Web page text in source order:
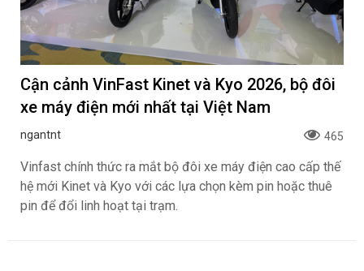
Cận cảnh VinFast Kinet và Kyo 2026, bộ đôi
xe máy điện mới nhất tại Việt Nam
ngantnt 465
Vinfast chính thức ra mắt bộ đôi xe máy điện cao cấp thế
hệ mới Kinet và Kyo với các lựa chọn kèm pin hoặc thuê
pin để đổi linh hoạt tại trạm.